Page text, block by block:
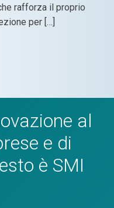
rafforza il proprio
per […]
al
e di
è SMI